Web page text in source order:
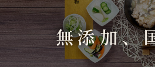
無添加、